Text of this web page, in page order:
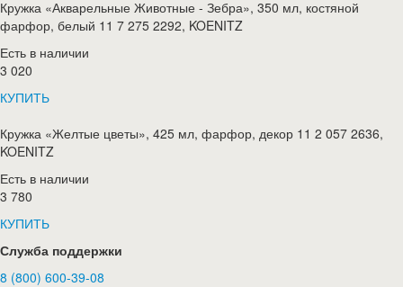
Кружка «Акварельные Животные - Зебра», 350 мл, костяной
фарфор, белый 11 7 275 2292, KOENITZ
Есть в наличии
3 020
КУПИТЬ
Кружка «Желтые цветы», 425 мл, фарфор, декор 11 2 057 2636,
KOENITZ
Есть в наличии
3 780
КУПИТЬ
Служба поддержки
8 (800) 600-39-08